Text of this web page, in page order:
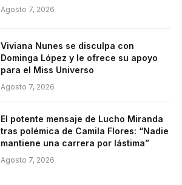
Agosto 7, 2026
Viviana Nunes se disculpa con
Dominga López y le ofrece su apoyo
para el Miss Universo
Agosto 7, 2026
El potente mensaje de Lucho Miranda
tras polémica de Camila Flores: “Nadie
mantiene una carrera por lástima”
Agosto 7, 2026